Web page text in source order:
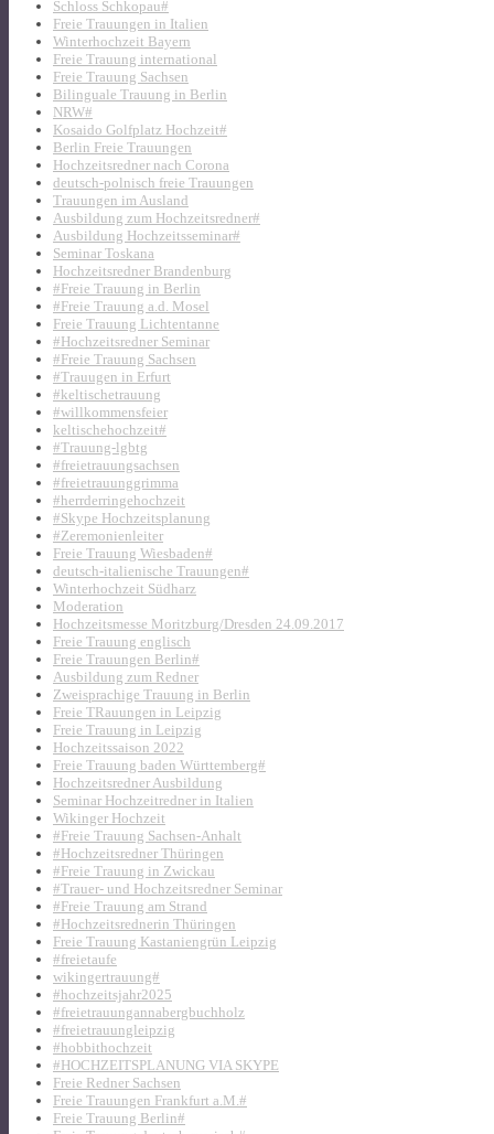
Schloss Schkopau#
Freie Trauungen in Italien
Winterhochzeit Bayern
Freie Trauung international
Freie Trauung Sachsen
Bilinguale Trauung in Berlin
NRW#
Kosaido Golfplatz Hochzeit#
Berlin Freie Trauungen
Hochzeitsredner nach Corona
deutsch-polnisch freie Trauungen
Trauungen im Ausland
Ausbildung zum Hochzeitsredner#
Ausbildung Hochzeitsseminar#
Seminar Toskana
Hochzeitsredner Brandenburg
#Freie Trauung in Berlin
#Freie Trauung a.d. Mosel
Freie Trauung Lichtentanne
#Hochzeitsredner Seminar
#Freie Trauung Sachsen
#Trauugen in Erfurt
#keltischetrauung
#willkommensfeier
keltischehochzeit#
#Trauung-lgbtg
#freietrauungsachsen
#freietrauunggrimma
#herrderringehochzeit
#Skype Hochzeitsplanung
#Zeremonienleiter
Freie Trauung Wiesbaden#
deutsch-italienische Trauungen#
Winterhochzeit Südharz
Moderation
Hochzeitsmesse Moritzburg/Dresden 24.09.2017
Freie Trauung englisch
Freie Trauungen Berlin#
Ausbildung zum Redner
Zweisprachige Trauung in Berlin
Freie TRauungen in Leipzig
Freie Trauung in Leipzig
Hochzeitssaison 2022
Freie Trauung baden Württemberg#
Hochzeitsredner Ausbildung
Seminar Hochzeitredner in Italien
Wikinger Hochzeit
#Freie Trauung Sachsen-Anhalt
#Hochzeitsredner Thüringen
#Freie Trauung in Zwickau
#Trauer- und Hochzeitsredner Seminar
#Freie Trauung am Strand
#Hochzeitsrednerin Thüringen
Freie Trauung Kastaniengrün Leipzig
#freietaufe
wikingertrauung#
#hochzeitsjahr2025
#freietrauungannabergbuchholz
#freietrauungleipzig
#hobbithochzeit
#HOCHZEITSPLANUNG VIA SKYPE
Freie Redner Sachsen
Freie Trauungen Frankfurt a.M.#
Freie Trauung Berlin#